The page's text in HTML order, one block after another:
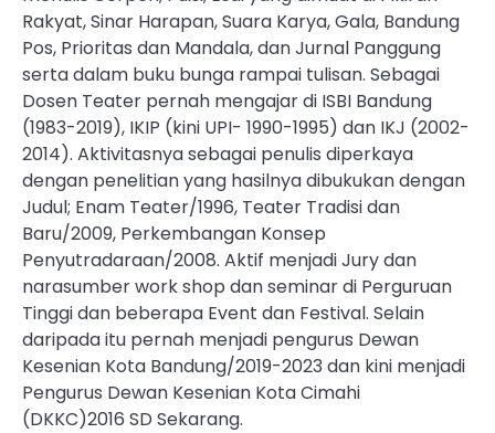
Rakyat, Sinar Harapan, Suara Karya, Gala, Bandung
Pos, Prioritas dan Mandala, dan Jurnal Panggung
serta dalam buku bunga rampai tulisan. Sebagai
Dosen Teater pernah mengajar di ISBI Bandung
(1983-2019), IKIP (kini UPI- 1990-1995) dan IKJ (2002-
2014). Aktivitasnya sebagai penulis diperkaya
dengan penelitian yang hasilnya dibukukan dengan
Judul; Enam Teater/1996, Teater Tradisi dan
Baru/2009, Perkembangan Konsep
Penyutradaraan/2008. Aktif menjadi Jury dan
narasumber work shop dan seminar di Perguruan
Tinggi dan beberapa Event dan Festival. Selain
daripada itu pernah menjadi pengurus Dewan
Kesenian Kota Bandung/2019-2023 dan kini menjadi
Pengurus Dewan Kesenian Kota Cimahi
(DKKC)2016 SD Sekarang.